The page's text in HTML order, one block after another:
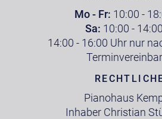
Mo - Fr: 10:00 -
Sa: 10:00 -
14:00 - 16:00 Uhr nur
Pianohaus
Inhaber Christian